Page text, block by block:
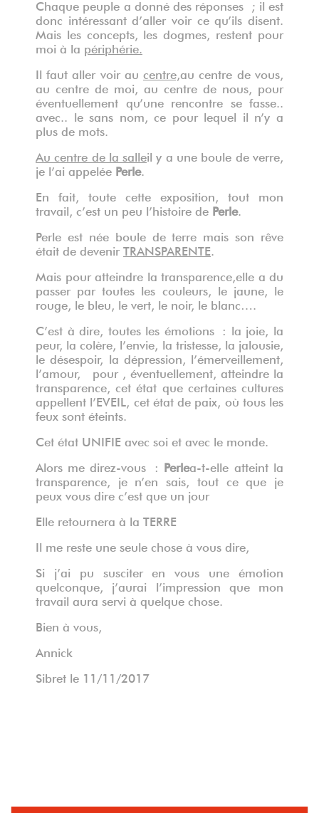
Chaque peuple a donné des réponses ; il est
donc intéressant d’aller voir ce qu’ils disent.
Mais les concepts, les dogmes, restent pour
moi à la périphérie.
Il faut aller voir au centre, au centre de vous,
au centre de moi, au centre de nous, pour
éventuellement qu’une rencontre se fasse..
avec.. le sans nom, ce pour lequel il n’y a
plus de mots.
Au centre de la salle il y a une boule de verre,
je l’ai appelée Perle
En fait, toute cette exposition, tout mon
travail, c’est un peu l’histoire de Perle
Perle est née boule de terre mais son rêve
était de devenir TRANSPARENTE
Mais pour atteindre la transparence, elle a du
passer par toutes les couleurs, le jaune, le
rouge, le bleu, le vert, le noir, le blanc….
C’est à dire, toutes les émotions : la joie, la
peur, la colère, l’envie, la tristesse, la jalousie,
le désespoir, la dépression, l’émerveillement,
l’amour, pour , éventuellement, atteindre la
transparence, cet état que certaines cultures
appellent l’EVEIL, cet état de paix, où tous les
feux sont éteints.
Cet état UNIFIE avec soi et avec le monde.
Alors me direz-vous : Perle a-t-elle atteint la
transparence, je n’en sais, tout ce que je
peux vous dire c’est que un jour
Elle retournera à la TERRE
Il me reste une seule chose à vous dire,
Si j’ai pu susciter en vous une émotion
quelconque, j’aurai l’impression que mon
travail aura servi à quelque chose.
Bien à vous,
Annick
Sibret le 11/11/2017